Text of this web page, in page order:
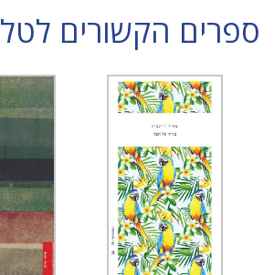
ספרים הקשורים לטל